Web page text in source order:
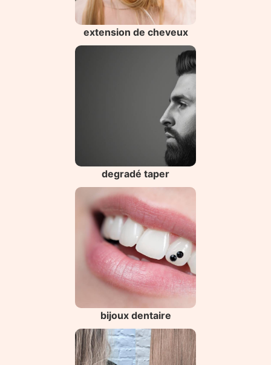
extension de cheveux
degradé taper
bijoux dentaire